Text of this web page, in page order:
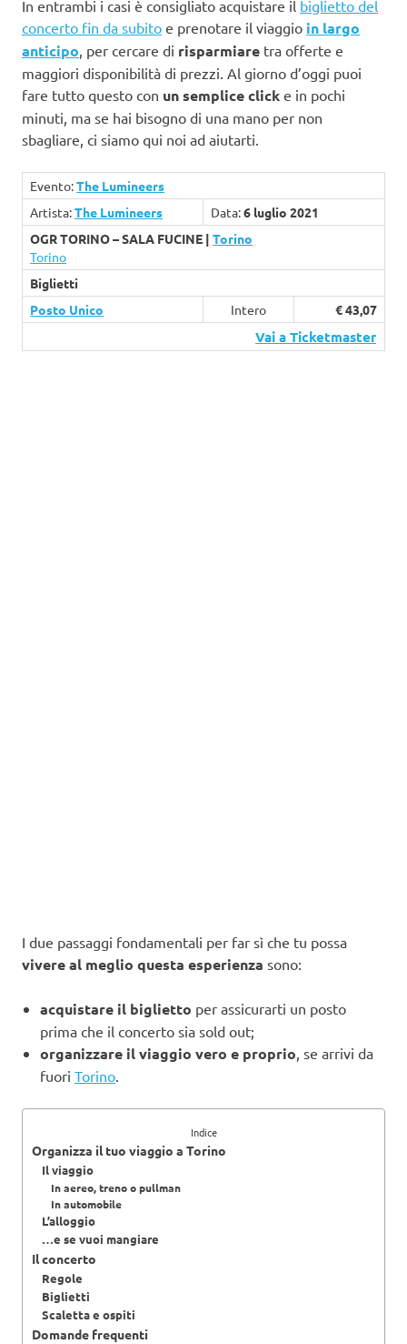
In entrambi i casi è consigliato acquistare il biglietto del
concerto fin da subito e prenotare il viaggio in largo
anticipo, per cercare di risparmiare tra offerte e
maggiori disponibilità di prezzi. Al giorno d’oggi puoi
fare tutto questo con un semplice click e in pochi
minuti, ma se hai bisogno di una mano per non
sbagliare, ci siamo qui noi ad aiutarti.
Evento:The Lumineers
Artista:The Lumineers Data:6 luglio 2021
OGR TORINO – SALA FUCINE |Torino
Torino
Biglietti
Posto Unico
Intero € 43,07
Vai a Ticketmaster
I due passaggi fondamentali per far sì che tu possa
vivere al meglio questa esperienza sono:
acquistare il biglietto per assicurarti un posto
prima che il concerto sia sold out;
organizzare il viaggio vero e proprio , se arrivi da
fuori Torino
Indice
Organizza il tuo viaggio a Torino
Il viaggio
In aereo, treno o pullman
In automobile
L’alloggio
…e se vuoi mangiare
Il concerto
Regole
Biglietti
Scaletta e ospiti
Domande frequenti